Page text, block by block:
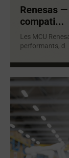
Renesas
compati...
Les MCU
performants, d ...